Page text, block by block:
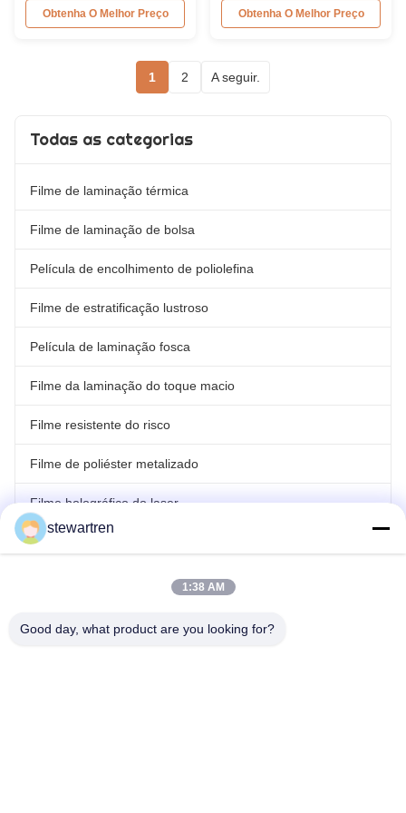
Seamless Rainbow Transparent
PET+EVA Hot Laser
holography represents the new
standard of excellence in the
packaging industry, offering
Obtenha O Melhor Preço
Holographic Film for Lamination
and Printing There are two types
Transparent Holographic
Obtenha O Melhor Preço
1 2 A seguir.
Todas as categorias
Filme de laminação térmica
Filme de laminação de bolsa
Película de encolhimento de poliolefina
Filme de estratificação lustroso
Película de laminação fosca
Filme da laminação do toque macio
Filme resistente do risco
Filme de poliéster metalizado
Filme holográfico do laser
filme de estratificação do rolo
stewartren
1:38 AM
Good day, what product are you looking for?